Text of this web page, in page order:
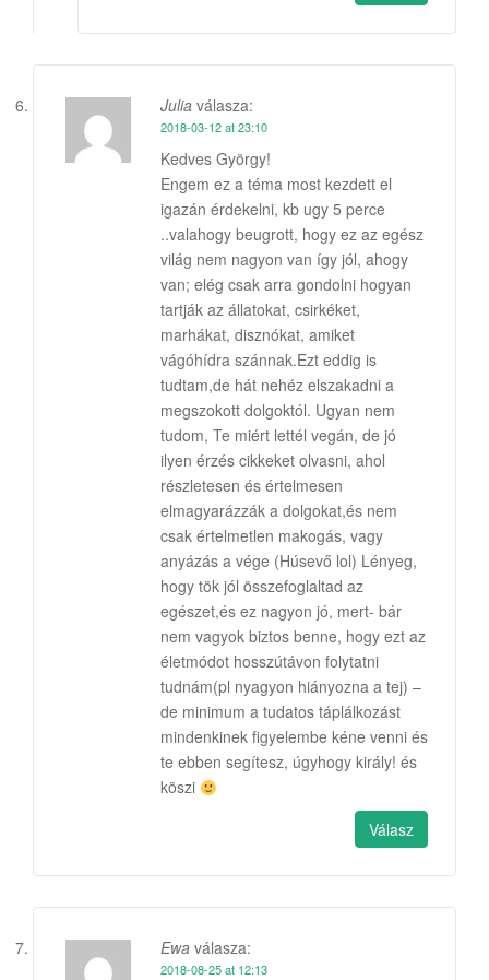
Julia válasza:
2018-03-12 at 23:10
Kedves György!
Engem ez a téma most kezdett el
igazán érdekelni, kb ugy 5 perce
..valahogy beugrott, hogy ez az egész
világ nem nagyon van így jól, ahogy
van; elég csak arra gondolni hogyan
tartják az állatokat, csirkéket,
marhákat, disznókat, amiket
vágóhídra szánnak.Ezt eddig is
tudtam,de hát nehéz elszakadni a
megszokott dolgoktól. Ugyan nem
tudom, Te miért lettél vegán, de jó
ilyen érzés cikkeket olvasni, ahol
részletesen és értelmesen
elmagyarázzák a dolgokat,és nem
csak értelmetlen makogás, vagy
anyázás a vége (Húsevő lol) Lényeg,
hogy tök jól összefoglaltad az
egészet,és ez nagyon jó, mert- bár
nem vagyok biztos benne, hogy ezt az
életmódot hosszútávon folytatni
tudnám(pl nyagyon hiányozna a tej) –
de minimum a tudatos táplálkozást
mindenkinek figyelembe kéne venni és
te ebben segítesz, úgyhogy király! és
köszi
Válasz
Ewa válasza:
2018-08-25 at 12:13